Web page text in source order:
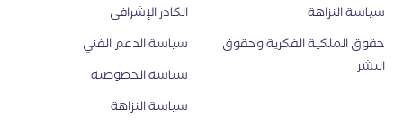
سياسة النزاهة
حقوق الملكية الفكرية وحقوق
النشر
الكادر الإشرافي
سياسة الدعم الفني
سياسة الخصوصية
سياسة النزاهة